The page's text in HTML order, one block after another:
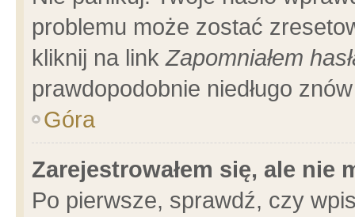
problemu może zostać
kliknij na linkZapomniałem
prawdopodobnie niedługo
Góra
Zarejestrowałem się, ale nie
Po pierwsze, sprawdź, czy